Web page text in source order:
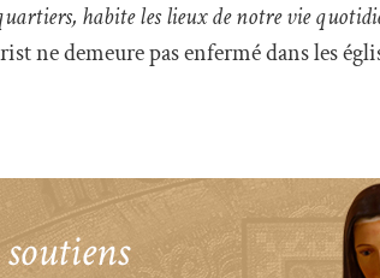
habite les lieux de notre vie
ne demeure pas enfermé dans les